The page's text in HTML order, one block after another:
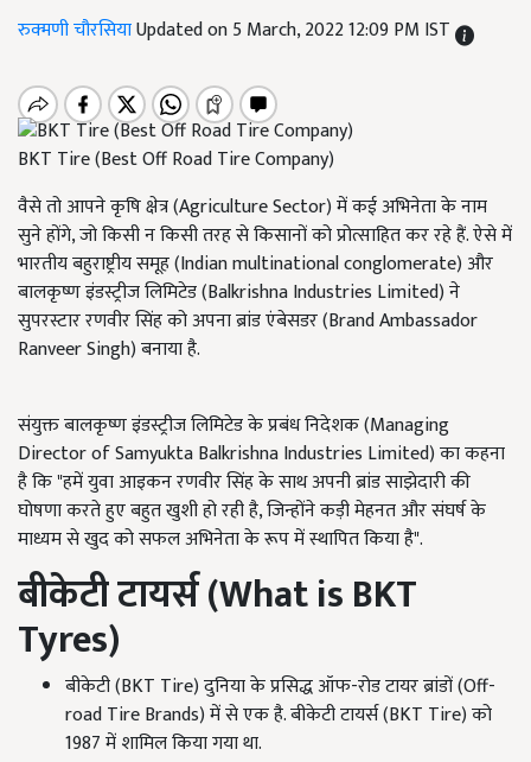
रुक्मणी चौरसियाUpdated on 5 March, 2022 12:09 PM IST
BKT Tire (Best Off Road Tire Company)
वैसे तो आपने कृषि क्षेत्र (Agriculture Sector) में कई अभिनेता के नाम
सुने होंगे, जो किसी न किसी तरह से किसानों को प्रोत्साहित कर रहे हैं. ऐसे में
भारतीय बहुराष्ट्रीय समूह (Indian multinational conglomerate) और
बालकृष्ण इंडस्ट्रीज लिमिटेड (Balkrishna Industries Limited) ने
सुपरस्टार रणवीर सिंह को अपना ब्रांड एंबेसडर (Brand Ambassador
Ranveer Singh) बनाया है.
संयुक्त बालकृष्ण इंडस्ट्रीज लिमिटेड के प्रबंध निदेशक (Managing
Director of Samyukta Balkrishna Industries Limited) का कहना
है कि "हमें युवा आइकन रणवीर सिंह के साथ अपनी ब्रांड साझेदारी की
घोषणा करते हुए बहुत खुशी हो रही है, जिन्होंने कड़ी मेहनत और संघर्ष के
माध्यम से खुद को सफल अभिनेता के रूप में स्थापित किया है".
बीकेटी टायर्स (What is BKT
Tyres)
बीकेटी (BKT Tire) दुनिया के प्रसिद्ध ऑफ-रोड टायर ब्रांडों (Off-
road Tire Brands) में से एक है. बीकेटी टायर्स (BKT Tire) को
1987 में शामिल किया गया था.